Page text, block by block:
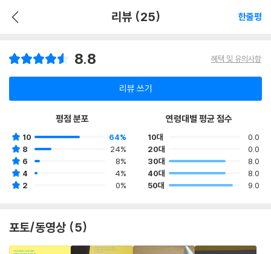
리뷰 (25) 한줄평
8.8 혜택 및 유의사항
리뷰 쓰기
평점 분포
10
64%
8
24%
6
8%
4
4%
2
0%
연령대별 평균 점수
10대
0.0
20대
0.0
30대
8.0
40대
8.0
50대
9.0
포토/동영상 (5)